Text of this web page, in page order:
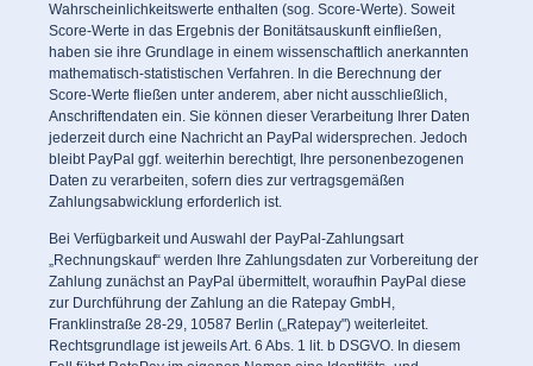
Wahrscheinlichkeitswerte enthalten (sog. Score-Werte). Soweit
Score-Werte in das Ergebnis der Bonitätsauskunft einfließen,
haben sie ihre Grundlage in einem wissenschaftlich anerkannten
mathematisch-statistischen Verfahren. In die Berechnung der
Score-Werte fließen unter anderem, aber nicht ausschließlich,
Anschriftendaten ein. Sie können dieser Verarbeitung Ihrer Daten
jederzeit durch eine Nachricht an PayPal widersprechen. Jedoch
bleibt PayPal ggf. weiterhin berechtigt, Ihre personenbezogenen
Daten zu verarbeiten, sofern dies zur vertragsgemäßen
Zahlungsabwicklung erforderlich ist.
Bei Verfügbarkeit und Auswahl der PayPal-Zahlungsart
„Rechnungskauf“ werden Ihre Zahlungsdaten zur Vorbereitung der
Zahlung zunächst an PayPal übermittelt, woraufhin PayPal diese
zur Durchführung der Zahlung an die Ratepay GmbH,
Franklinstraße 28-29, 10587 Berlin („Ratepay") weiterleitet.
Rechtsgrundlage ist jeweils Art. 6 Abs. 1 lit. b DSGVO. In diesem